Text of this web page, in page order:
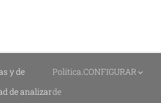
y de
de analizar
Política
de
.CONFIGURAR